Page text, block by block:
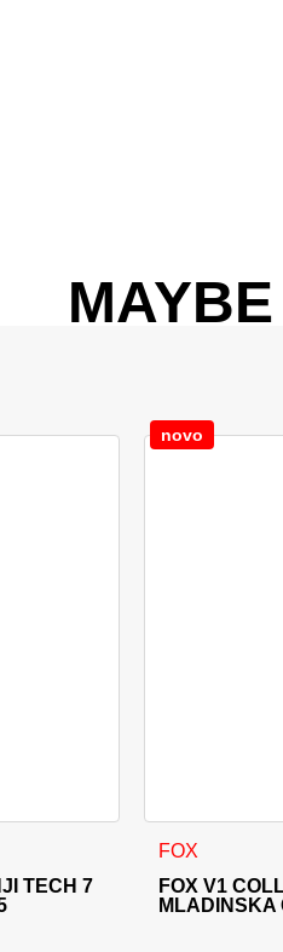
TECH 7
lahko izberete na strani
novo
FOX
FOX V1
MLADINSKA
Ta izdelek